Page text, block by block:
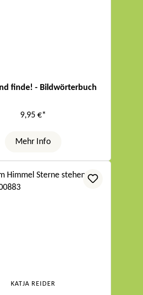
finde! - Bildwörterbuch
9,95 €*
Mehr Info
KATJA REIDER